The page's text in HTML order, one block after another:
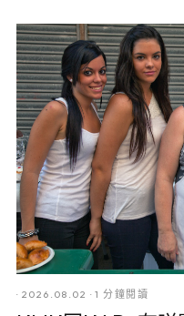
· 2026.08.02 ·1 分鐘閱讀